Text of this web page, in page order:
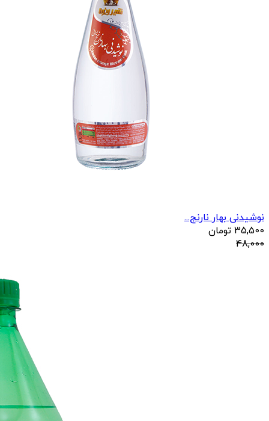
نوشیدنی بهار نارنج...
35,500 تومان
48,000